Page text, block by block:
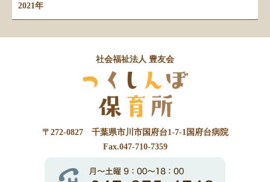
2021年
社会福祉法人 豊友会
〒272-0827 千葉県市川市国府台1-7-1国府台病院
Fax.047-710-7359